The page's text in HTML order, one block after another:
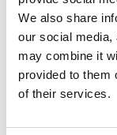
We also share
our social media,
may combine it
provided to them
of their services.
Relaterade
Kalendrar &
Kalendrar &